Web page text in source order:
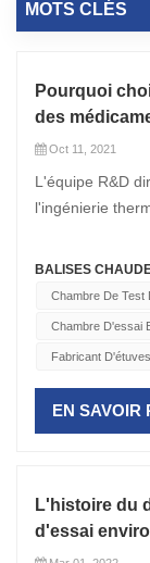
MOTS CLÉS
Pourquoi
des
Oct 11, 2021
L'équipe R&D
l'ingénierie
domaine de la
travailler dur, et
La stabilité des
test de stabilité
de stabilité des
BALISES
Chambre De Test
Chambre D'essai
Fabricant
EN SAVOIR
L'histoire du
d'essai